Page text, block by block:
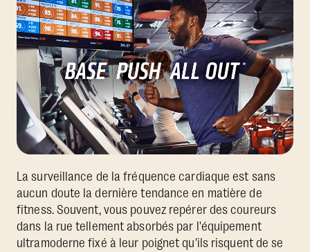
La surveillance de la fréquence cardiaque est sans
aucun doute la dernière tendance en matière de
fitness. Souvent, vous pouvez repérer des coureurs
dans la rue tellement absorbés par l'équipement
ultramoderne fixé à leur poignet qu'ils risquent de se